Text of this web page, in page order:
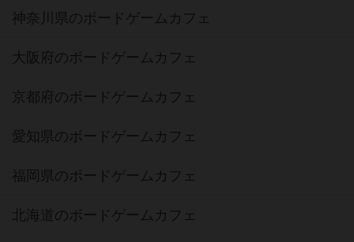
神奈川県のボードゲームカフェ
大阪府のボードゲームカフェ
京都府のボードゲームカフェ
愛知県のボードゲームカフェ
福岡県のボードゲームカフェ
北海道のボードゲームカフェ